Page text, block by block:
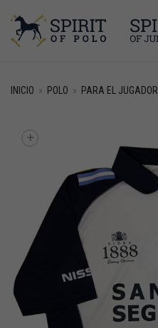
INICIO » POLO » PARA EL JUGADOR
+